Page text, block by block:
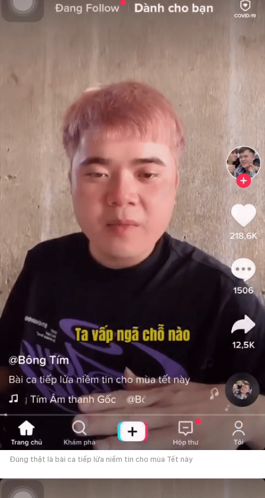
Đúng thật là bài ca tiếp lửa niềm tin cho mùa Tết này